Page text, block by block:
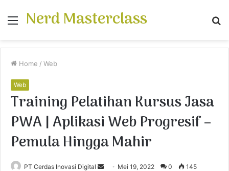
Menu
Nerd Masterclass
Home / Web
Web
Training Pelatihan Kursus Jasa
PWA | Aplikasi Web Progresif –
Pemula Hingga Mahir
PT Cerdas Inovasi Digital Mei 19, 2022 0 145